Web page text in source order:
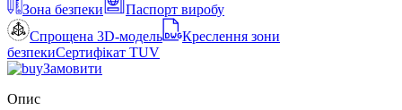
Зона безпеки
Паспорт виробу
Спрощена 3D-модель
Креслення зони
безпекиСертифікат TUV
Замовити
Опис